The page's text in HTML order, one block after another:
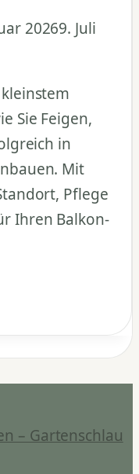
20269. Juli
Sie Feigen,
in
Mit
Pflege
Ihren Balkon-
– Gartenschlau